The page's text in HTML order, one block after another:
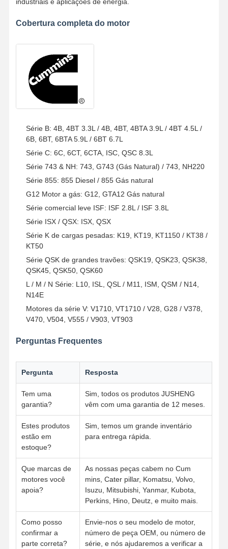
Qualidade
Conosco
Peças do motor da escavadeira Komatsu
Máquina escavadora Engine Parts de MITSUBISHI
Partes de motores Kubota
Peças do motor Cummins
Partes de motores YANMAR
Isuzu Excavator Engine Parts
Motor Pomba de óleo
haste de conexão do motor
Cabeça do cilindro do motor
Anel de pistão do motor
Turbocompressor do motor
Kits de juntas de outras marcas
Cobertura completa do motor
Série B: 4B, 4BT 3.3L / 4B, 4BT, 4BTA 3.9L / 4BT 4.5L /
6B, 6BT, 6BTA 5.9L / 6BT 6.7L
Série C: 6C, 6CT, 6CTA, ISC, QSC 8.3L
Série 743 & NH: 743, G743 (Gás Natural) / 743, NH220
Série 855: 855 Diesel / 855 Gás natural
G12 Motor a gás: G12, GTA12 Gás natural
Série comercial leve ISF: ISF 2.8L / ISF 3.8L
Série ISX / QSX: ISX, QSX
Série K de cargas pesadas: K19, KT19, KT1150 / KT38 /
KT50
Série QSK de grandes travões: QSK19, QSK23, QSK38,
QSK45, QSK50, QSK60
L / M / N Série: L10, ISL, QSL / M11, ISM, QSM / N14,
N14E
Motores da série V: V1710, VT1710 / V28, G28 / V378,
V470, V504, V555 / V903, VT903
Perguntas Frequentes
Pergunta Resposta
Tem uma
garantia?
Sim, todos os produtos JUSHENG
vêm com uma garantia de 12 meses.
Estes produtos
estão em
estoque?
Sim, temos um grande inventário
para entrega rápida.
Que marcas de
motores você
apoia?
As nossas peças cabem no Cum
mins, Cater pillar, Komatsu, Volvo,
Isuzu, Mitsubishi, Yanmar, Kubota,
Perkins, Hino, Deutz, e muito mais.
Como posso
confirmar a
parte correta?
Envie-nos o seu modelo de motor,
número de peça OEM, ou número de
série, e nós ajudaremos a verificar a